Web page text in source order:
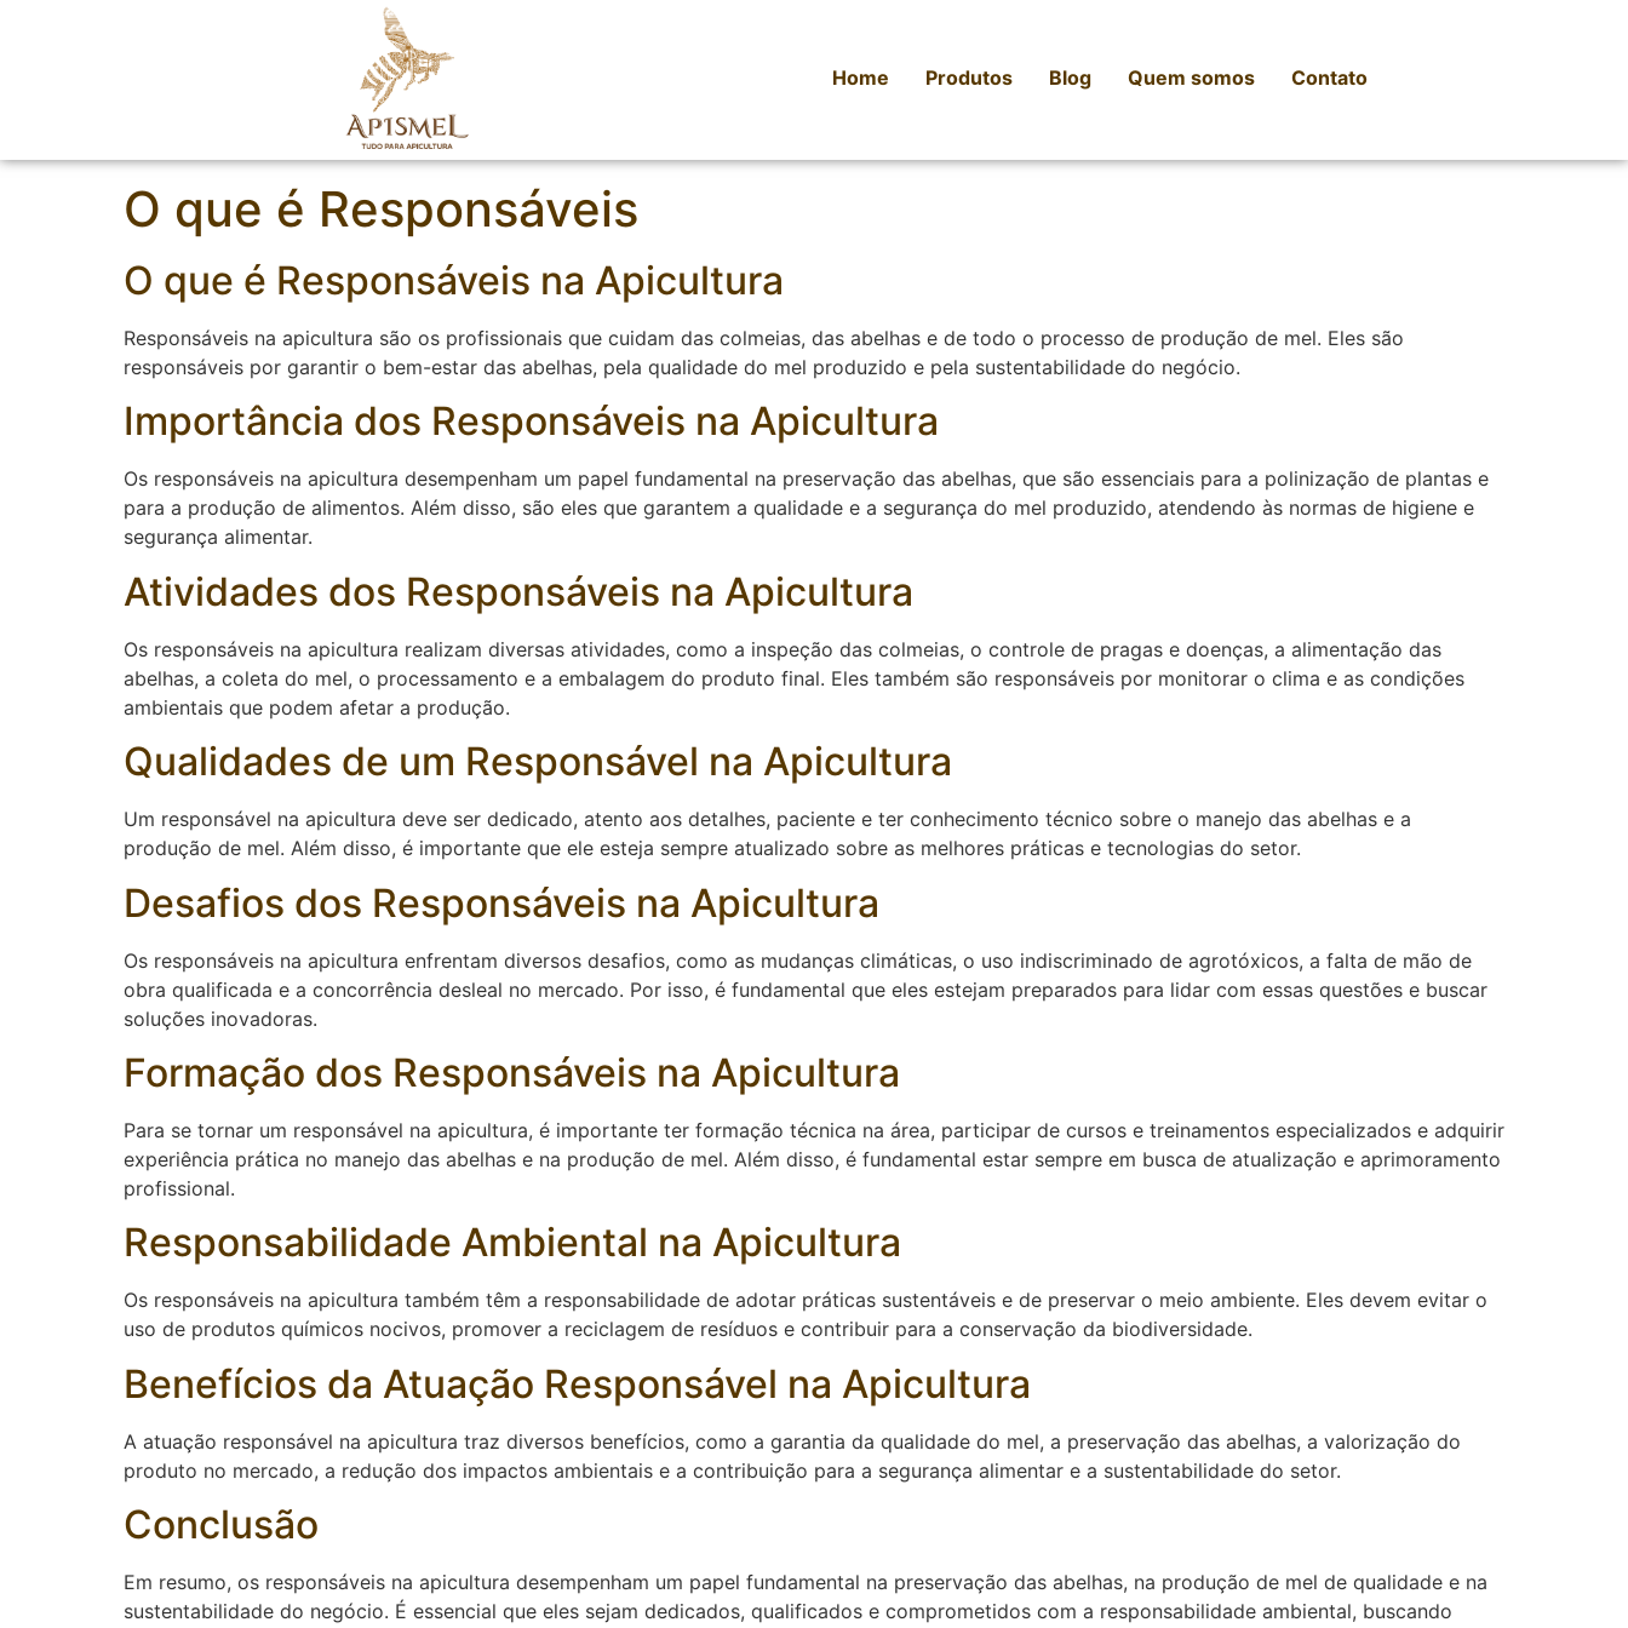
Home Produtos Blog Quem somos Contato
O que é Responsáveis
O que é Responsáveis na Apicultura
Responsáveis na apicultura são os profissionais que cuidam das colmeias, das abelhas e de todo o processo de produção de mel. Eles são
responsáveis por garantir o bem-estar das abelhas, pela qualidade do mel produzido e pela sustentabilidade do negócio.
Importância dos Responsáveis na Apicultura
Os responsáveis na apicultura desempenham um papel fundamental na preservação das abelhas, que são essenciais para a polinização de plantas e
para a produção de alimentos. Além disso, são eles que garantem a qualidade e a segurança do mel produzido, atendendo às normas de higiene e
segurança alimentar.
Atividades dos Responsáveis na Apicultura
Os responsáveis na apicultura realizam diversas atividades, como a inspeção das colmeias, o controle de pragas e doenças, a alimentação das
abelhas, a coleta do mel, o processamento e a embalagem do produto final. Eles também são responsáveis por monitorar o clima e as condições
ambientais que podem afetar a produção.
Qualidades de um Responsável na Apicultura
Um responsável na apicultura deve ser dedicado, atento aos detalhes, paciente e ter conhecimento técnico sobre o manejo das abelhas e a
produção de mel. Além disso, é importante que ele esteja sempre atualizado sobre as melhores práticas e tecnologias do setor.
Desafios dos Responsáveis na Apicultura
Os responsáveis na apicultura enfrentam diversos desafios, como as mudanças climáticas, o uso indiscriminado de agrotóxicos, a falta de mão de
obra qualificada e a concorrência desleal no mercado. Por isso, é fundamental que eles estejam preparados para lidar com essas questões e buscar
soluções inovadoras.
Formação dos Responsáveis na Apicultura
Para se tornar um responsável na apicultura, é importante ter formação técnica na área, participar de cursos e treinamentos especializados e adquirir
experiência prática no manejo das abelhas e na produção de mel. Além disso, é fundamental estar sempre em busca de atualização e aprimoramento
profissional.
Responsabilidade Ambiental na Apicultura
Os responsáveis na apicultura também têm a responsabilidade de adotar práticas sustentáveis e de preservar o meio ambiente. Eles devem evitar o
uso de produtos químicos nocivos, promover a reciclagem de resíduos e contribuir para a conservação da biodiversidade.
Benefícios da Atuação Responsável na Apicultura
A atuação responsável na apicultura traz diversos benefícios, como a garantia da qualidade do mel, a preservação das abelhas, a valorização do
produto no mercado, a redução dos impactos ambientais e a contribuição para a segurança alimentar e a sustentabilidade do setor.
Conclusão
Em resumo, os responsáveis na apicultura desempenham um papel fundamental na preservação das abelhas, na produção de mel de qualidade e na
sustentabilidade do negócio. É essencial que eles sejam dedicados, qualificados e comprometidos com a responsabilidade ambiental, buscando